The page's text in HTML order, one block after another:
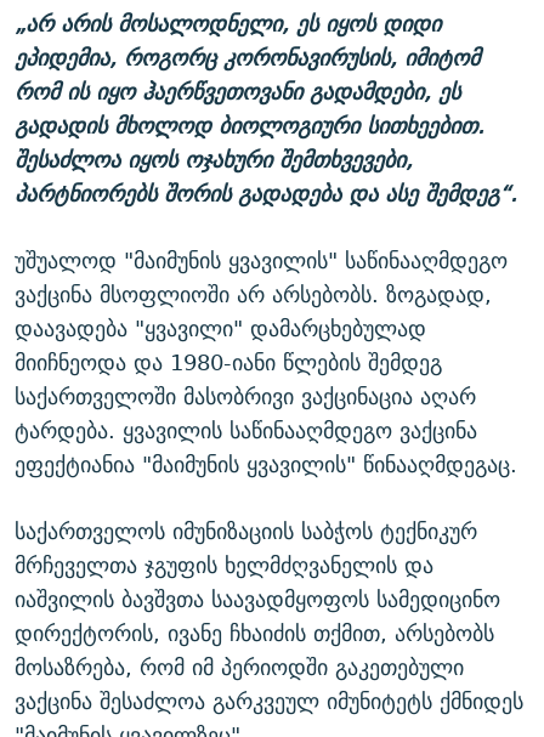
„არ არის მოსალოდნელი, ეს იყოს დიდი
ეპიდემია, როგორც კორონავირუსის, იმიტომ
რომ ის იყო ჰაერწვეთოვანი გადამდები, ეს
გადადის მხოლოდ ბიოლოგიური სითხეებით.
შესაძლოა იყოს ოჯახური შემთხვევები,
პარტნიორებს შორის გადადება და ასე შემდეგ“.
უშუალოდ "მაიმუნის ყვავილის" საწინააღმდეგო
ვაქცინა მსოფლიოში არ არსებობს. ზოგადად,
დაავადება "ყვავილი" დამარცხებულად
მიიჩნეოდა და 1980-იანი წლების შემდეგ
საქართველოში მასობრივი ვაქცინაცია აღარ
ტარდება. ყვავილის საწინააღმდეგო ვაქცინა
ეფექტიანია "მაიმუნის ყვავილის" წინააღმდეგაც.
საქართველოს იმუნიზაციის საბჭოს ტექნიკურ
მრჩეველთა ჯგუფის ხელმძღვანელის და
იაშვილის ბავშვთა საავადმყოფოს სამედიცინო
დირექტორის, ივანე ჩხაიძის თქმით, არსებობს
მოსაზრება, რომ იმ პერიოდში გაკეთებული
ვაქცინა შესაძლოა გარკვეულ იმუნიტეტს ქმნიდეს